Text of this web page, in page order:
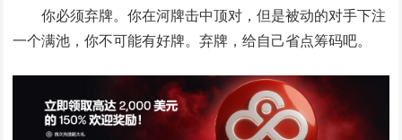
你必须弃牌。你在河牌击中顶对，但是被动的对手下注
一个满池，你不可能有好牌。弃牌，给自己省点筹码吧。